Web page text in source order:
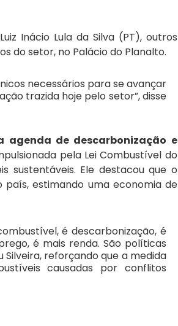
Inácio Lula da Silva (PT), outros
do setor, no Palácio do Planalto.
necessários para se avançar
trazida hoje pelo setor”, disse
de descarbonização e
pela Lei Combustível do
sustentáveis. Ele destacou que o
estimando uma economia de
é descarbonização, é
é mais renda. São políticas
reforçando que a medida
causadas por conflitos